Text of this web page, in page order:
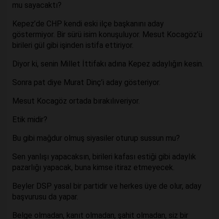
mu sayacaktı?
Kepez’de CHP kendi eski ilçe başkanını aday
göstermiyor. Bir sürü isim konuşuluyor. Mesut Kocagöz’ü
birileri gül gibi işinden istifa ettiriyor.
Diyor ki, senin Millet İttifakı adına Kepez adaylığın kesin.
Sonra pat diye Murat Dinç’i aday gösteriyor.
Mesut Kocagöz ortada bırakılıveriyor.
Etik midir?
Bu gibi mağdur olmuş siyasiler oturup sussun mu?
Sen yanlışı yapacaksın, birileri kafası estiği gibi adaylık
pazarlığı yapacak, buna kimse itiraz etmeyecek.
Beyler DSP yasal bir partidir ve herkes üye de olur, aday
başvurusu da yapar.
Belge olmadan, kanıt olmadan, şahit olmadan, siz bir